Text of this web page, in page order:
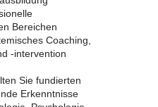
Bereichen
Coaching,
-intervention
Sie fundierten
Erkenntnisse